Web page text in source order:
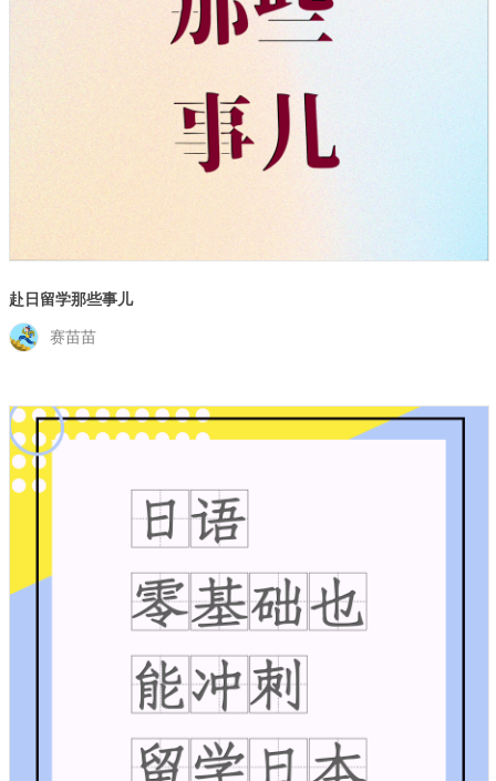
赴日留学那些事儿
赛苗苗